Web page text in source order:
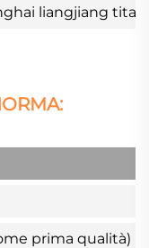
liangjiang
prima qualità)